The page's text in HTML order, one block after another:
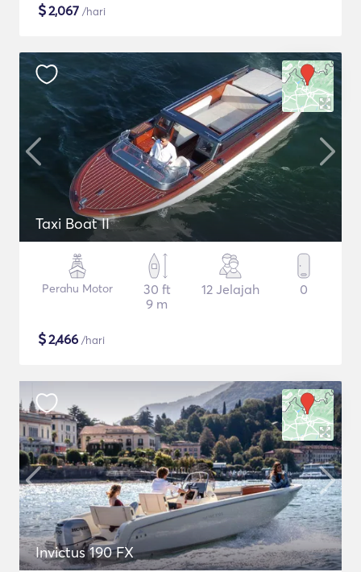
$2,067 /hari
Taxi Boat II
Perahu Motor
30 ft
9 m
12 Jelajah 0
$2,466 /hari
Invictus 190 FX